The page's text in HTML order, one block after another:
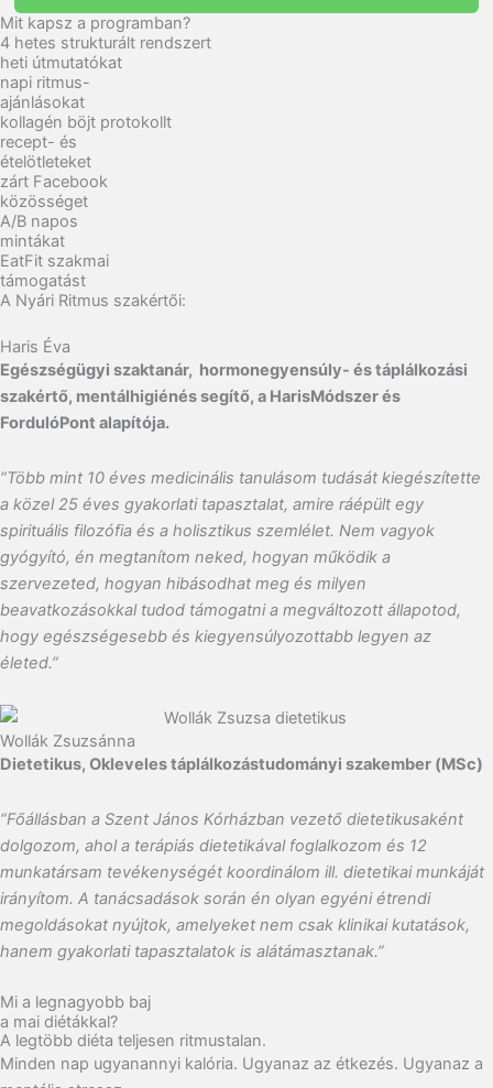
Mit kapsz a programban?
4 hetes strukturált rendszert
heti útmutatókat
napi ritmus-
ajánlásokat
kollagén böjt protokollt
recept- és
ételötleteket
zárt Facebook
közösséget
A/B napos
mintákat
EatFit szakmai
támogatást
A Nyári Ritmus szakértői:
Haris Éva
Egészségügyi szaktanár, hormonegyensúly- és táplálkozási
szakértő, mentálhigiénés segítő, a HarisMódszer és
FordulóPont alapítója.
“Több mint 10 éves medicinális tanulásom tudását kiegészítette
a közel 25 éves gyakorlati tapasztalat, amire ráépült egy
spirituális filozófia és a holisztikus szemlélet. Nem vagyok
gyógyító, én megtanítom neked, hogyan működik a
szervezeted, hogyan hibásodhat meg és milyen
beavatkozásokkal tudod támogatni a megváltozott állapotod,
hogy egészségesebb és kiegyensúlyozottabb legyen az
életed.”
Wollák Zsuzsánna
Dietetikus, Okleveles táplálkozástudományi szakember (MSc)
“Főállásban a Szent János Kórházban vezető dietetikusaként
dolgozom, ahol a terápiás dietetikával foglalkozom és 12
munkatársam tevékenységét koordinálom ill. dietetikai munkáját
irányítom. A tanácsadások során én olyan egyéni étrendi
megoldásokat nyújtok, amelyeket nem csak klinikai kutatások,
hanem gyakorlati tapasztalatok is alátámasztanak.”
Mi a legnagyobb baj
a mai diétákkal?
A legtöbb diéta teljesen ritmustalan.
Minden nap ugyanannyi kalória. Ugyanaz az étkezés. Ugyanaz a